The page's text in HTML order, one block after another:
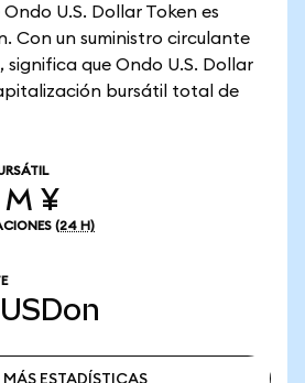
U.S. Dollar Token es
Con un suministro circulante
significa que Ondo U.S. Dollar
bursátil total de
M ¥
(24 H)
USDon
MÁS ESTADÍSTICAS